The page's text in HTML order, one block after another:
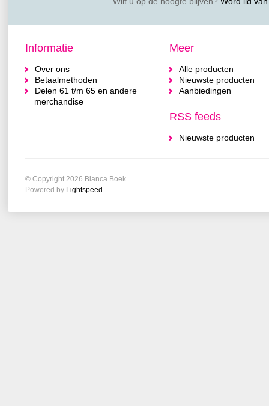
Informatie
Over ons
Betaalmethoden
Delen 61 t/m 65 en andere
merchandise
Meer
Alle producten
Nieuwste producten
Aanbiedingen
RSS feeds
Nieuwste producten
© Copyright 2026 Bianca Boek
Powered by Lightspeed